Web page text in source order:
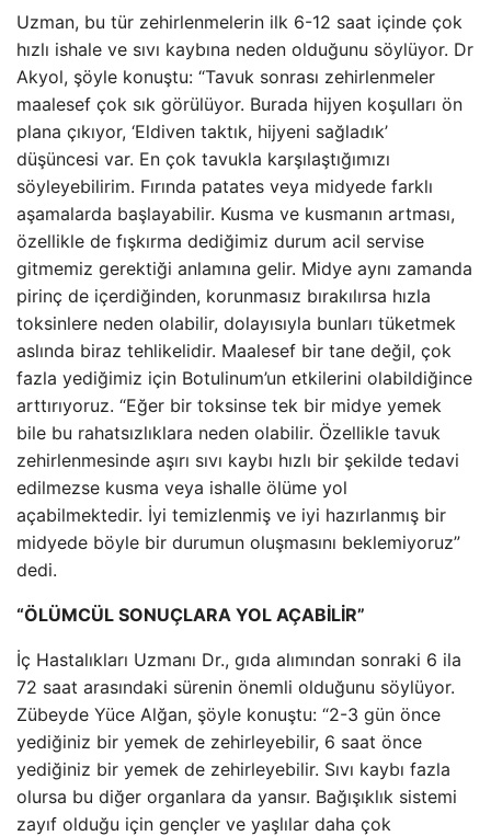
Uzman, bu tür zehirlenmelerin ilk 6-12 saat içinde çok
hızlı ishale ve sıvı kaybına neden olduğunu söylüyor. Dr
Akyol, şöyle konuştu: “Tavuk sonrası zehirlenmeler
maalesef çok sık görülüyor. Burada hijyen koşulları ön
plana çıkıyor, ‘Eldiven taktık, hijyeni sağladık’
düşüncesi var. En çok tavukla karşılaştığımızı
söyleyebilirim. Fırında patates veya midyede farklı
aşamalarda başlayabilir. Kusma ve kusmanın artması,
özellikle de fışkırma dediğimiz durum acil servise
gitmemiz gerektiği anlamına gelir. Midye aynı zamanda
pirinç de içerdiğinden, korunmasız bırakılırsa hızla
toksinlere neden olabilir, dolayısıyla bunları tüketmek
aslında biraz tehlikelidir. Maalesef bir tane değil, çok
fazla yediğimiz için Botulinum’un etkilerini olabildiğince
arttırıyoruz. “Eğer bir toksinse tek bir midye yemek
bile bu rahatsızlıklara neden olabilir. Özellikle tavuk
zehirlenmesinde aşırı sıvı kaybı hızlı bir şekilde tedavi
edilmezse kusma veya ishalle ölüme yol
açabilmektedir. İyi temizlenmiş ve iyi hazırlanmış bir
midyede böyle bir durumun oluşmasını beklemiyoruz”
dedi.
“ÖLÜMCÜL SONUÇLARA YOL AÇABİLİR”
İç Hastalıkları Uzmanı Dr., gıda alımından sonraki 6 ila
72 saat arasındaki sürenin önemli olduğunu söylüyor.
Zübeyde Yüce Alğan, şöyle konuştu: “2-3 gün önce
yediğiniz bir yemek de zehirleyebilir, 6 saat önce
yediğiniz bir yemek de zehirleyebilir. Sıvı kaybı fazla
olursa bu diğer organlara da yansır. Bağışıklık sistemi
zayıf olduğu için gençler ve yaşlılar daha çok